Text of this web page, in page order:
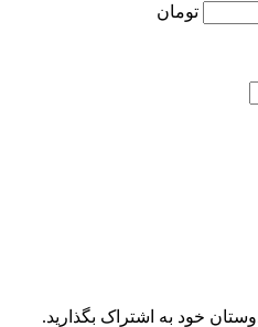
تومان
خود به اشتراک بگذارید.